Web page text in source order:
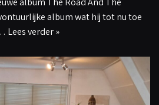
album wat hij tot nu toe
Lees verder »